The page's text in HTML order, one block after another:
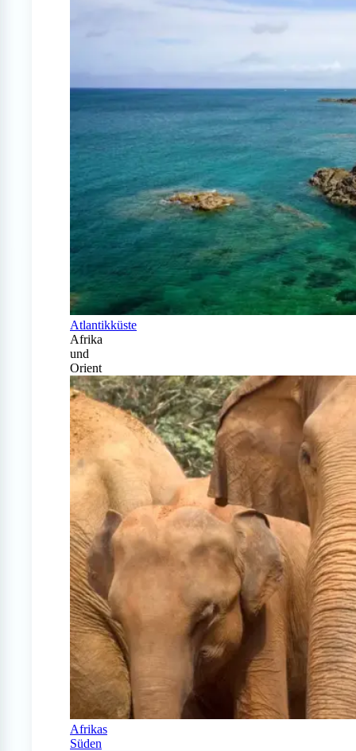
Atlantikküste
Afrika
und
Orient
Afrikas
Süden